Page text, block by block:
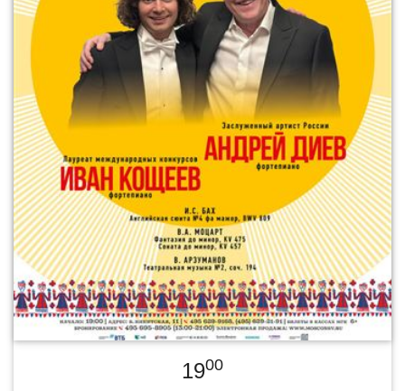
1900